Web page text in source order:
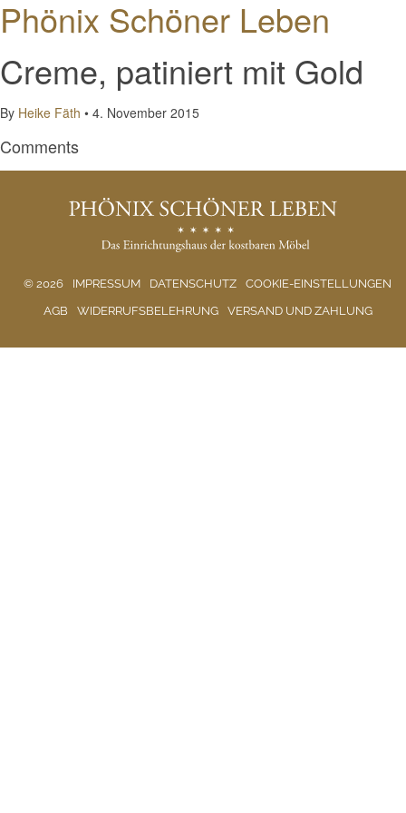
Phönix Schöner Leben
Creme, patiniert mit Gold
By Heike Fäth • 4. November 2015
Comments
© 2026 IMPRESSUM DATENSCHUTZ
COOKIE-EINSTELLUNGEN
AGB
WIDERRUFSBELEHRUNG VERSAND UND ZAHLUNG